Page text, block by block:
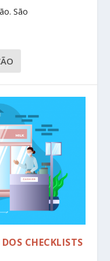
São
CHECKLISTS